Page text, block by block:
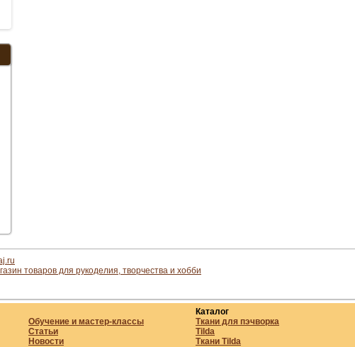
товаров для рукоделия, творчества и хобби
Обучение и мастер-классы
Статьи
Новости
Каталог
Ткани для пэчворка
Tilda
Ткани Tilda